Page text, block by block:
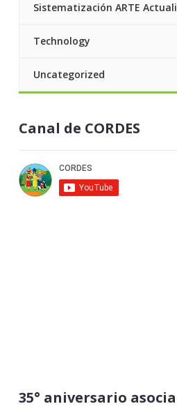
Sistematización ARTE
Technology
Uncategorized
Canal de CORDES
35° aniversario